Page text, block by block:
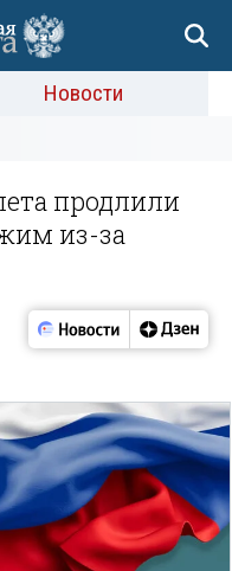
Новости
продлили
из-за